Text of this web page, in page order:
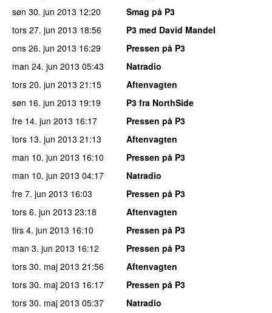
søn 30. jun 2013 12:20
Smag på P3
tors 27. jun 2013 18:56
P3 med David Mandel
ons 26. jun 2013 16:29
Pressen på P3
man 24. jun 2013 05:43
Natradio
tors 20. jun 2013 21:15
Aftenvagten
søn 16. jun 2013 19:19
P3 fra NorthSide
fre 14. jun 2013 16:17
Pressen på P3
tors 13. jun 2013 21:13
Aftenvagten
man 10. jun 2013 16:10
Pressen på P3
man 10. jun 2013 04:17
Natradio
fre 7. jun 2013 16:03
Pressen på P3
tors 6. jun 2013 23:18
Aftenvagten
tirs 4. jun 2013 16:10
Pressen på P3
man 3. jun 2013 16:12
Pressen på P3
tors 30. maj 2013 21:56
Aftenvagten
tors 30. maj 2013 16:17
Pressen på P3
tors 30. maj 2013 05:37 Natradio